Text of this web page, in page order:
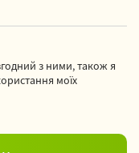
з ними, також я
моїх